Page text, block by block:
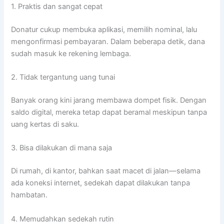
1. Praktis dan sangat cepat
Donatur cukup membuka aplikasi, memilih nominal, lalu
mengonfirmasi pembayaran. Dalam beberapa detik, dana
sudah masuk ke rekening lembaga.
2. Tidak tergantung uang tunai
Banyak orang kini jarang membawa dompet fisik. Dengan
saldo digital, mereka tetap dapat beramal meskipun tanpa
uang kertas di saku.
3. Bisa dilakukan di mana saja
Di rumah, di kantor, bahkan saat macet di jalan—selama
ada koneksi internet, sedekah dapat dilakukan tanpa
hambatan.
4. Memudahkan sedekah rutin